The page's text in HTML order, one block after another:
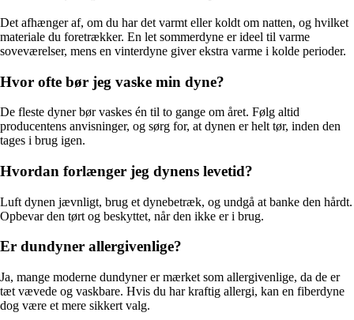
Det afhænger af, om du har det varmt eller koldt om natten, og hvilket
materiale du foretrækker. En let sommerdyne er ideel til varme
soveværelser, mens en vinterdyne giver ekstra varme i kolde perioder.
Hvor ofte bør jeg vaske min dyne?
De fleste dyner bør vaskes én til to gange om året. Følg altid
producentens anvisninger, og sørg for, at dynen er helt tør, inden den
tages i brug igen.
Hvordan forlænger jeg dynens levetid?
Luft dynen jævnligt, brug et dynebetræk, og undgå at banke den hårdt.
Opbevar den tørt og beskyttet, når den ikke er i brug.
Er dundyner allergivenlige?
Ja, mange moderne dundyner er mærket som allergivenlige, da de er
tæt vævede og vaskbare. Hvis du har kraftig allergi, kan en fiberdyne
dog være et mere sikkert valg.